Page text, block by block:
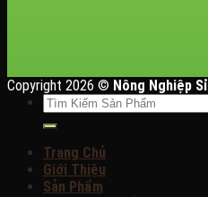
Copyright 2026 © Nông Nghiệp Sỉ
Tìm
Trang Chủ
Giới Thiệu
Sản Phẩm